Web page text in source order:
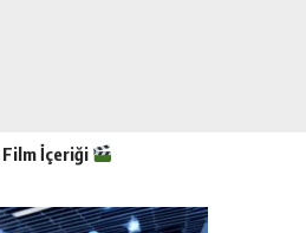
Filmİçeriği